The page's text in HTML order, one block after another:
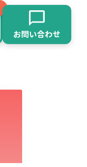
お問い合わせ